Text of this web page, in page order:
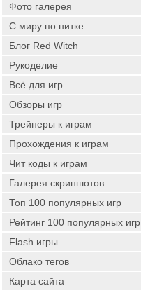
Фото галерея
С миру по нитке
Блог Red Witch
Рукоделие
Всё для игр
Обзоры игр
Трейнеры к играм
Прохождения к играм
Чит коды к играм
Галерея скриншотов
Топ 100 популярных игр
Рейтинг 100 популярных игр
Flash игры
Облако тегов
Карта сайта